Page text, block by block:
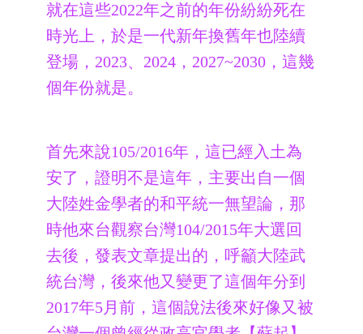
就在這些2022年之前的年份紛紛死在
時光上，於是一代新年換舊年也陸續
登場，2023、2024，2027~2030，這幾
個年份就是。
首先來說105/2016年，這已經入土為
安了，證明不是這年，主要出自一個
大陸姓金學者的和平統一無望論，那
時他來台觀察台灣104/2015年大選回
去後，發表文章提出的，呼籲大陸武
統台灣，後來他又變更了這個年分到
2017年5月前，這個說法後來好像又被